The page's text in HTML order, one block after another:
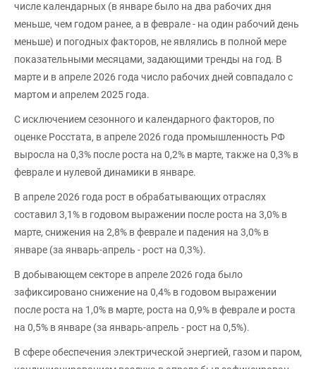
числе календарных (в январе было на два рабочих дня
меньше, чем годом ранее, а в феврале - на один рабочий день
меньше) и погодных факторов, не являлись в полной мере
показательными месяцами, задающими тренды на год. В
марте и в апреле 2026 года число рабочих дней совпадало с
мартом и апрелем 2025 года.
С исключением сезонного и календарного факторов, по
оценке Росстата, в апреле 2026 года промышленность РФ
выросла на 0,3% после роста на 0,2% в марте, также на 0,3% в
феврале и нулевой динамики в январе.
В апреле 2026 года рост в обрабатывающих отраслях
составил 3,1% в годовом выражении после роста на 3,0% в
марте, снижения на 2,8% в феврале и падения на 3,0% в
январе (за январь-апрель - рост на 0,3%).
В добывающем секторе в апреле 2026 года было
зафиксировано снижение на 0,4% в годовом выражении
после роста на 1,0% в марте, роста на 0,9% в феврале и роста
на 0,5% в январе (за январь-апрель - рост на 0,5%).
В сфере обеспечения электрической энергией, газом и паром,